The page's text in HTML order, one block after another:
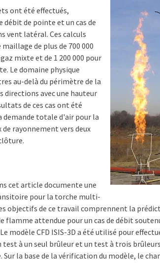
ont été effectués,
débit de pointe et un cas de
vent latéral. Ces calculs
de plus de 700 000
mixte et de 1 200 000 pour
Le domaine physique
au-delà du périmètre de la
directions avec une hauteur
de ces cas ont été
demande totale d'air pour la
rayonnement vers deux
cet article documente une
pour la torche multi-
objectifs de ce travail comprennent la
flamme attendue pour un cas de débit
modèle CFD ISIS-3D a été utilisé pour
à un seul brûleur et un test à trois
Sur la base de la vérification du modèle, le